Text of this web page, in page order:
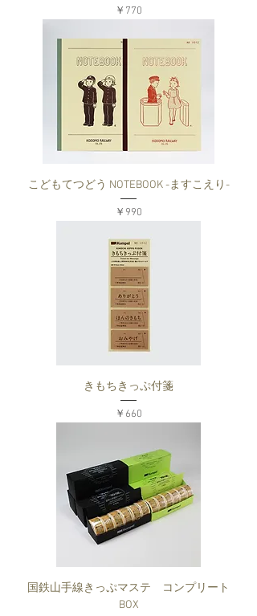
価格
￥770
こどもてつどう NOTEBOOK -ますこえり-
価格
￥990
きもちきっぷ付箋
価格
￥660
国鉄山手線きっぷマステ コンプリート
BOX